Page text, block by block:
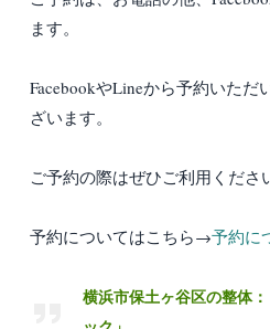
ます。
FacebookやLineから予約いた
ざいます。
ご予約の際はぜひご利用くださ
予約についてはこちら→予約に
横浜市保土ヶ谷区の整体